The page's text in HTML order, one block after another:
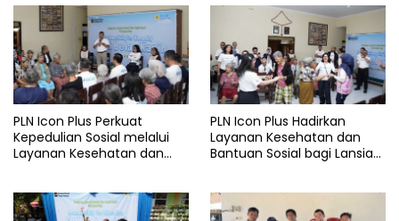
PLN Icon Plus Perkuat
Kepedulian Sosial melalui
Layanan Kesehatan dan
PLN Icon Plus Hadirkan
Layanan Kesehatan dan
Bantuan Sosial bagi Lansia